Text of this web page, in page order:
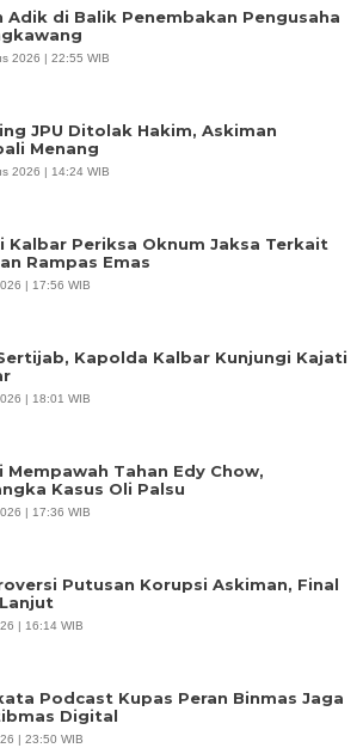
Adik di Balik Penembakan Pengusaha
2026 | 22:55 WIB
JPU Ditolak Hakim, Askiman
Menang
2026 | 14:24 WIB
Kalbar Periksa Oknum Jaksa Terkait
Rampas Emas
| 17:56 WIB
Kapolda Kalbar Kunjungi Kajati
| 18:01 WIB
Mempawah Tahan Edy Chow,
Kasus Oli Palsu
| 17:36 WIB
Putusan Korupsi Askiman, Final
| 16:14 WIB
Podcast Kupas Peran Binmas Jaga
Digital
| 23:50 WIB